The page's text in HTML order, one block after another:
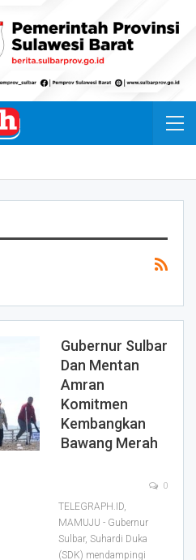
Gubernur Sulbar
Dan Mentan
Amran
Komitmen
Kembangkan
Bawang Merah
0
TELEGRAPH.ID,
MAMUJU - Gubernur
Sulbar, Suhardi Duka
(SDK) mendampingi